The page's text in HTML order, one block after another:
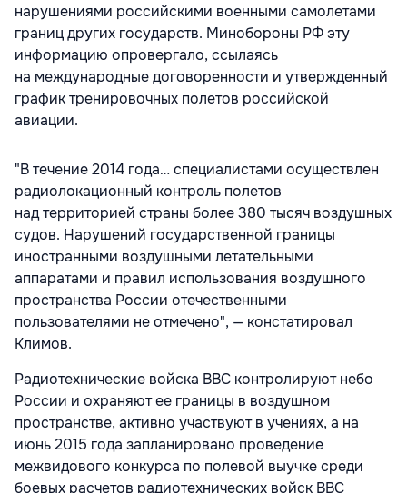
нарушениями российскими военными самолетами
границ других государств. Минобороны РФ эту
информацию опровергало, ссылаясь
на международные договоренности и утвержденный
график тренировочных полетов российской
авиации.
"В течение 2014 года… специалистами осуществлен
радиолокационный контроль полетов
над территорией страны более 380 тысяч воздушных
судов. Нарушений государственной границы
иностранными воздушными летательными
аппаратами и правил использования воздушного
пространства России отечественными
пользователями не отмечено", — констатировал
Климов.
Радиотехнические войска ВВС контролируют небо
России и охраняют ее границы в воздушном
пространстве, активно участвуют в учениях, а на
июнь 2015 года запланировано проведение
межвидового конкурса по полевой выучке среди
боевых расчетов радиотехнических войск ВВС